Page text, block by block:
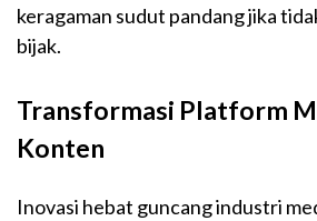
keragaman sudut pandang jika
bijak.
Transformasi Platform
Konten
Inovasi hebat guncang industri